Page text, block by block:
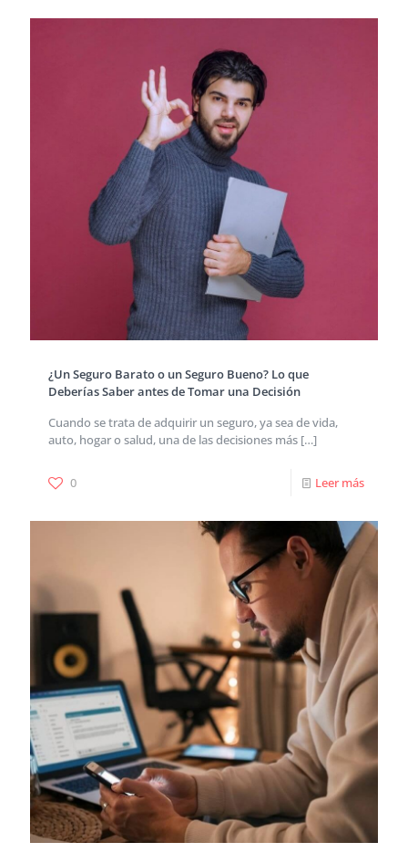
¿Un Seguro Barato o un Seguro Bueno? Lo que
Deberías Saber antes de Tomar una Decisión
Cuando se trata de adquirir un seguro, ya sea de vida,
auto, hogar o salud, una de las decisiones más […]
0 Leer más